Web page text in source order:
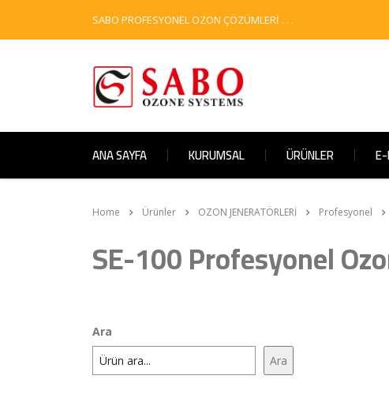
SABO PROFESYONEL OZON ÇÖZÜMLERİ . . .
ANA SAYFA KURUMSAL ÜRÜNLER
Home Ürünler OZON JENERATÖRLERİ Profesyonel
SE-100 Profesyonel
Ara
Ara